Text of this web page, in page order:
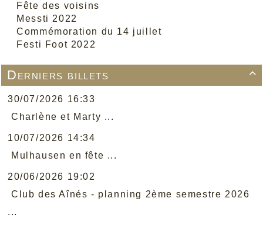
Fête des voisins
Messti 2022
Commémoration du 14 juillet
Festi Foot 2022

Derniers billets
30/07/2026 16:33
Charlène et Marty ...
10/07/2026 14:34
Mulhausen en fête ...
20/06/2026 19:02
Club des Aînés - planning 2ème semestre 2026
...